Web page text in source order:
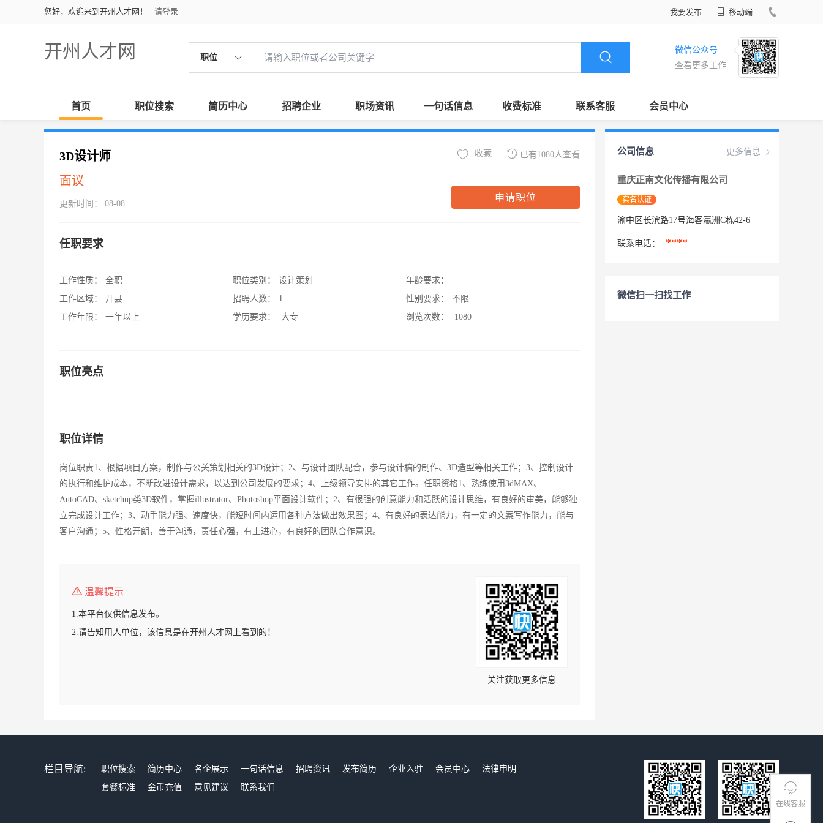
您好，欢迎来到开州人才网！ 请登录 我要发布 移动端
开州人才网 职位
微信公众号
查看更多工作
首页 职位搜索 简历中心 招聘企业 职场资讯 一句话信息 收费标准 联系客服 会员中心
在线客服
3D设计师
面议
更新时间： 08-08
已有1080人查看
收藏
申请职位
任职要求
工作性质：
全职
工作区域：
开县
工作年限：
一年以上
职位类别：
设计策划
招聘人数：
1
学历要求：
大专
年龄要求：
性别要求：
不限
浏览次数：
1080
职位亮点
职位详情
岗位职责1、根据项目方案，制作与公关策划相关的3D设计；2、与设计团队配合，参与设计稿的制作、3D造型等相关工作；3、控制设计
的执行和维护成本，不断改进设计需求，以达到公司发展的要求；4、上级领导安排的其它工作。任职资格1、熟练使用3dMAX、
AutoCAD、sketchup类3D软件，掌握illustrator、Photoshop平面设计软件；2、有很强的创意能力和活跃的设计思维，有良好的审美，能够独
立完成设计工作；3、动手能力强、速度快，能短时间内运用各种方法做出效果图；4、有良好的表达能力，有一定的文案写作能力，能与
客户沟通；5、性格开朗，善于沟通，责任心强，有上进心，有良好的团队合作意识。
温馨提示
1.本平台仅供信息发布。
2.请告知用人单位，该信息是在开州人才网上看到的！
关注获取更多信息
更多信息
公司信息
重庆正南文化传播有限公司
实名认证
渝中区长滨路17号海客瀛洲C栋42-6
联系电话： ****
微信扫一扫找工作
栏目导航: 职位搜索 简历中心 名企展示 一句话信息 招聘资讯 发布简历 企业入驻 会员中心
法律申明
套餐标准
金币充值 意见建议 联系我们